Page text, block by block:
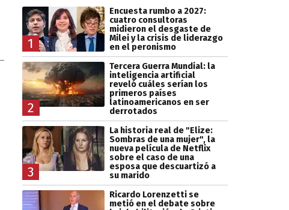
1
Encuesta rumbo a 2027:
cuatro consultoras
midieron el desgaste de
Milei y la crisis de liderazgo
en el peronismo
2
Tercera Guerra Mundial: la
inteligencia artificial
reveló cuáles serían los
primeros países
latinoamericanos en ser
derrotados
3
La historia real de "Elize:
Sombras de una mujer", la
nueva película de Netflix
sobre el caso de una
esposa que descuartizó a
su marido
Ricardo Lorenzetti se
metió en el debate sobre